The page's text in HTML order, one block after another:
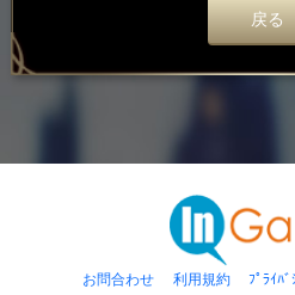
戻る
お問合わせ 利用規約 ﾌﾟﾗｲﾊ